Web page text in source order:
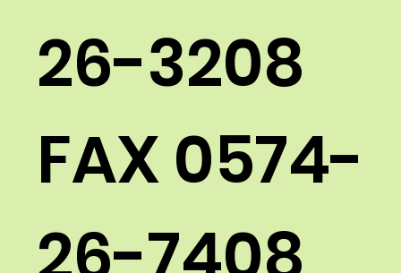
26-3208
FAX 0574-